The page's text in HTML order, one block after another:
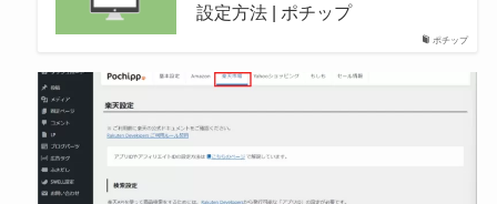
ポチップ
設定方法 | ポチップ